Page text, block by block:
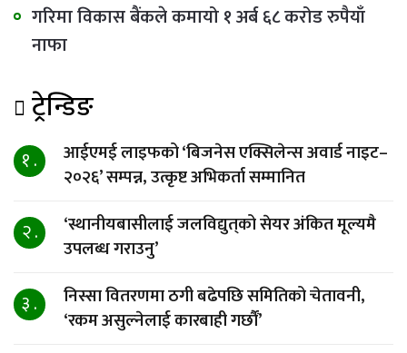
गरिमा विकास बैंकले कमायो १ अर्ब ६८ करोड रुपैयाँ
नाफा
ट्रेन्डिङ
१ .
आईएमई लाइफको ‘बिजनेस एक्सिलेन्स अवार्ड नाइट–
२०२६’ सम्पन्न, उत्कृष्ट अभिकर्ता सम्मानित
२ .
‘स्थानीयबासीलाई जलविद्युत्‌को सेयर अंकित मूल्यमै
उपलब्ध गराउनु’
३ .
निस्सा वितरणमा ठगी बढेपछि समितिको चेतावनी,
‘रकम असुल्नेलाई कारबाही गर्छाैं’